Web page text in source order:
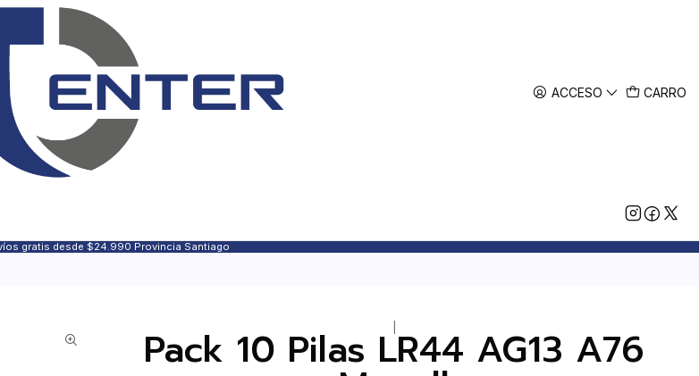
ACCESO CARRO
gratis desde $24.990 Provincia Santiago
Pack 10 Pilas LR44 AG13 A76